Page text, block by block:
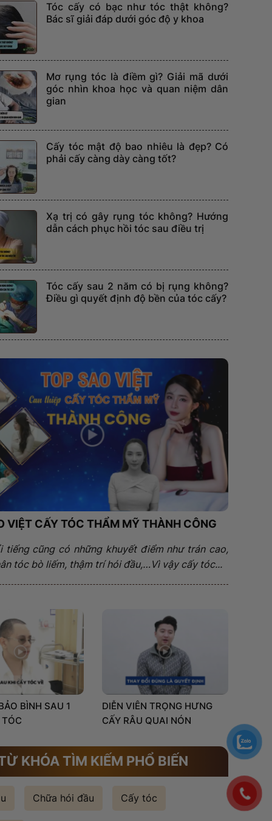
Tóc cấy có bạc như tóc thật không?
Bác sĩ giải đáp dưới góc độ y khoa
Mơ rụng tóc là điềm gì? Giải mã dưới
góc nhìn khoa học và quan niệm dân
gian
Cấy tóc mật độ bao nhiêu là đẹp? Có
phải cấy càng dày càng tốt?
Xạ trị có gây rụng tóc không? Hướng
dẫn cách phục hồi tóc sau điều trị
Tóc cấy sau 2 năm có bị rụng không?
Điều gì quyết định độ bền của tóc cấy?
VIỆT CẤY TÓC THẨM MỸ THÀNH CÔNG
tiếng cũng có những khuyết điểm như trán cao,
tóc bò liếm, thậm trí hói đầu,…Vì vậy cấy tóc...
BÌNH SAU 1
DIỄN VIÊN TRỌNG HƯNG
CẤY RÂU QUAI NÓN
KHÓA TÌM KIẾM PHỔ BIẾN
Chữa hói đầu Cấy tóc